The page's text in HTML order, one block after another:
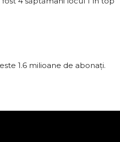
1.6 milioane de abonați.